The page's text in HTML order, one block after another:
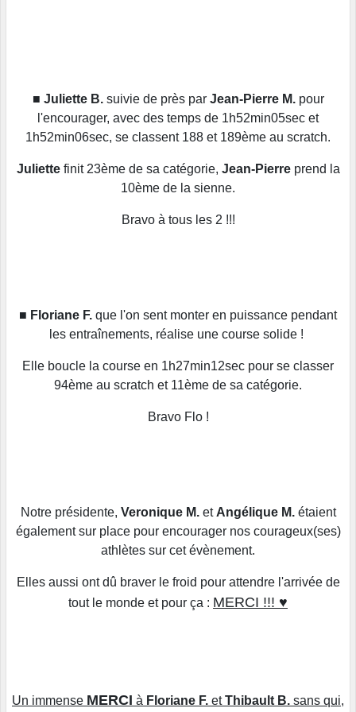
■ Juliette B.suivie de près par Jean-Pierre M.pour
l'encourager, avec des temps de 1h52min05sec et
1h52min06sec, se classent 188 et 189ème au scratch.
Juliettefinit 23ème de sa catégorie, Jean-Pierreprend la
10ème de la sienne.
Bravo à tous les 2 !!!
■ Floriane F. que l'on sent monter en puissance pendant
les entraînements, réalise une course solide !
Elle boucle la course en 1h27min12sec pour se classer
94ème au scratch et 11ème de sa catégorie.
Bravo Flo !
Notre présidente, Veronique M.et Angélique M.étaient
également sur place pour encourager nos courageux(ses)
athlètes sur cet évènement.
Elles aussi ont dû braver le froid pour attendre l'arrivée de
tout le monde et pour ça : MERCI !!! ♥
Un immense MERCI à Floriane F. etThibault B. sans qui,